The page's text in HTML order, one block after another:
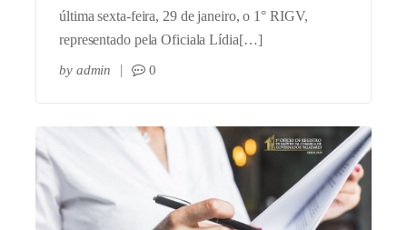
última sexta-feira, 29 de janeiro, o 1° RIGV,
representado pela Oficiala Lídia[…]
by admin 0